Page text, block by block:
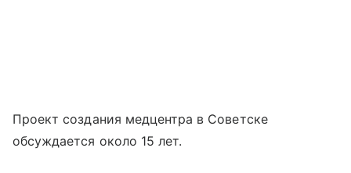
Проект создания медцентра в Советске
обсуждается около 15 лет.